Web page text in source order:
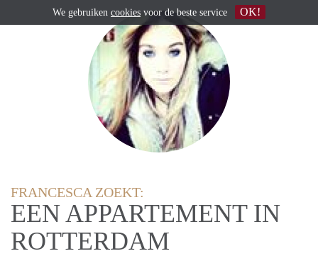
FRANCESCA ZOEKT:
EEN APPARTEMENT IN
ROTTERDAM
We gebruiken cookies voor de beste service OK!